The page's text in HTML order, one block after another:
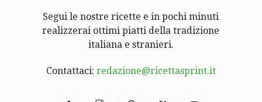
Segui le nostre ricette e in pochi minuti
realizzerai ottimi piatti della tradizione
italiana e stranieri.
Contattaci: redazione@ricettasprint.it